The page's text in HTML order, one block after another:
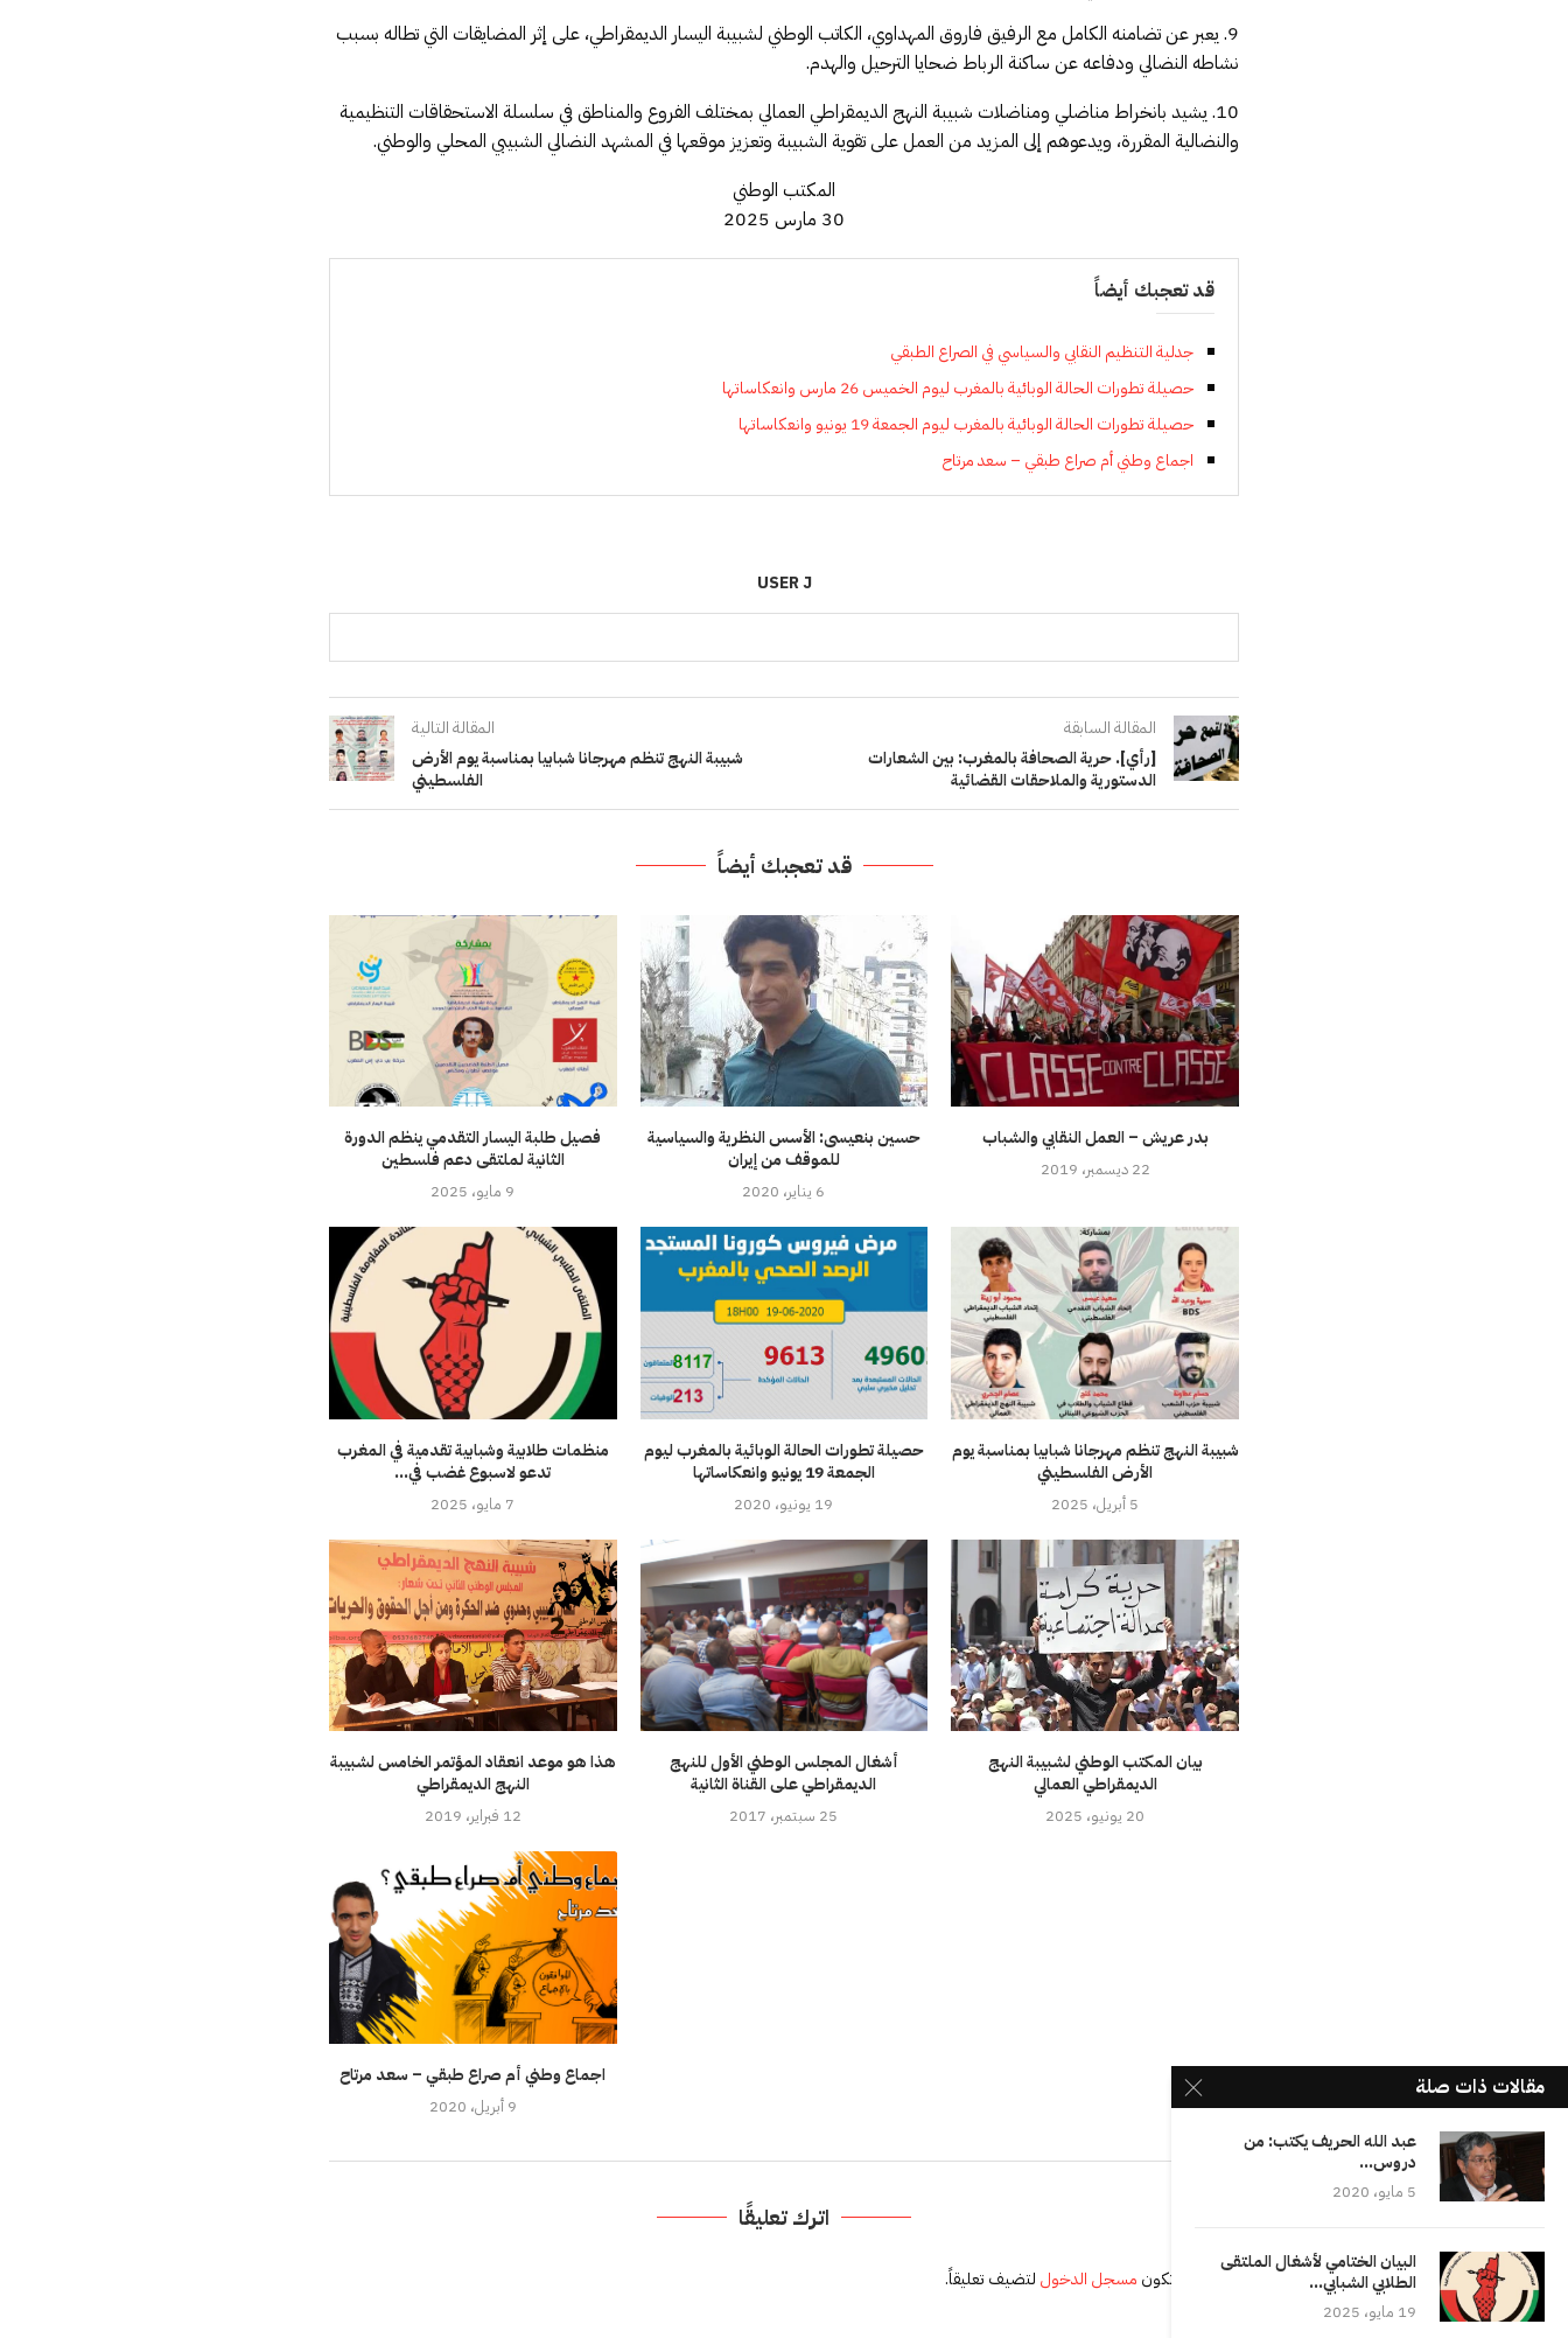
9. يعبر عن تضامنه الكامل مع الرفيق فاروق المهداوي، الكاتب الوطني لشبيبة اليسار الديمقراطي، على إثر المضايقات التي تطاله بسبب
نشاطه النضالي ودفاعه عن ساكنة الرباط ضحايا الترحيل والهدم.
10. يشيد بانخراط مناضلي ومناضلات شبيبة النهج الديمقراطي العمالي بمختلف الفروع والمناطق في سلسلة الاستحقاقات التنظيمية
والنضالية المقررة، ويدعوهم إلى المزيد من العمل على تقوية الشبيبة وتعزيز موقعها في المشهد النضالي الشبيبي المحلي والوطني.
المكتب الوطني
30 مارس 2025
قد تعجبك أيضاً
جدلية التنظيم النقابي والسياسي في الصراع الطبقي
حصيلة تطورات الحالة الوبائية بالمغرب ليوم الخميس 26 مارس وانعكاساتها
حصيلة تطورات الحالة الوبائية بالمغرب ليوم الجمعة 19 يونيو وانعكاساتها
اجماع وطني أم صراع طبقي – سعد مرتاح
USER J
المقالة السابقة
[رأي]. حرية الصحافة بالمغرب: بين الشعارات
الدستورية والملاحقات القضائية
المقالة التالية
شبيبة النهج تنظم مهرجانا شبابيا بمناسبة يوم الأرض
الفلسطيني
قد تعجبك أيضاً
فصيل طلبة اليسار التقدمي ينظم الدورة
الثانية لملتقى دعم فلسطين
9 مايو، 2025
حسين بنعيسى: الأسس النظرية والسياسية
للموقف من إيران
6 يناير، 2020
بدر عريش – العمل النقابي والشباب
22 ديسمبر، 2019
منظمات طلابية وشبابية تقدمية في المغرب
تدعو لاسبوع غضب في...
7 مايو، 2025
حصيلة تطورات الحالة الوبائية بالمغرب ليوم
الجمعة 19 يونيو وانعكاساتها
19 يونيو، 2020
شبيبة النهج تنظم مهرجانا شبابيا بمناسبة يوم
الأرض الفلسطيني
5 أبريل، 2025
هذا هو موعد انعقاد المؤتمر الخامس لشبيبة
النهج الديمقراطي
12 فبراير، 2019
أشغال المجلس الوطني الأول للنهج
الديمقراطي على القناة الثانية
25 سبتمبر، 2017
بيان المكتب الوطني لشبيبة النهج
الديمقراطي العمالي
20 يونيو، 2025
اجماع وطني أم صراع طبقي – سعد مرتاح
9 أبريل، 2020
اترك تعليقًا
يجب أنت تكون مسجل الدخول لتضيف تعليقاً.
مقالات ذات صلة
عبد الله الحريف يكتب: من
دروس...
5 مايو، 2020
البيان الختامي لأشغال الملتقى
الطلابي الشبابي...
19 مايو، 2025